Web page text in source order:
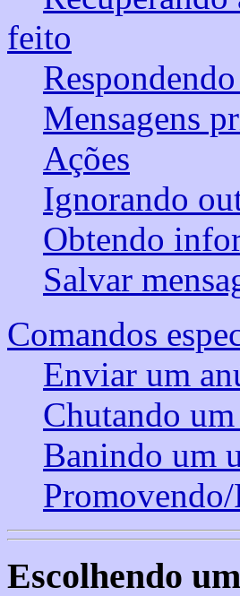
feito
Mensagens
Ações
Ignorando
Obtendo
Salvar
Comandos
Enviar um
Chutando
Banindo um
Escolhendo